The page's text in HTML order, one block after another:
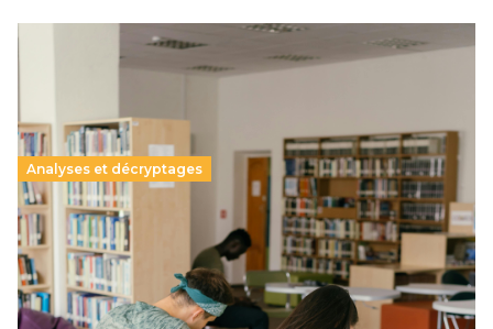
Analyses et décryptages
Supérieur privé : une dérive qui met à mal la
promesse républicaine
11 juillet 2026-
Le projet de loi sur la régulation de l’enseignement